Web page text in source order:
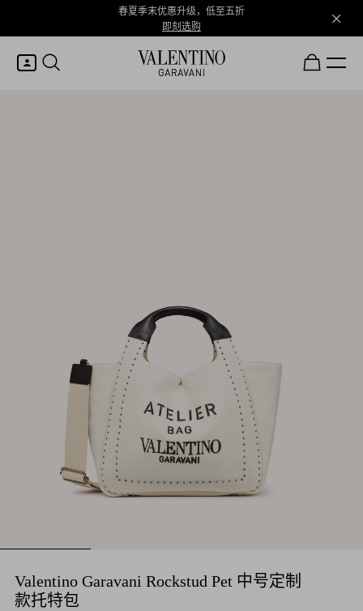
春夏季末优惠升级，低至五折
即刻选购
Valentino Garavani Rockstud Pet 中号定制
款托特包